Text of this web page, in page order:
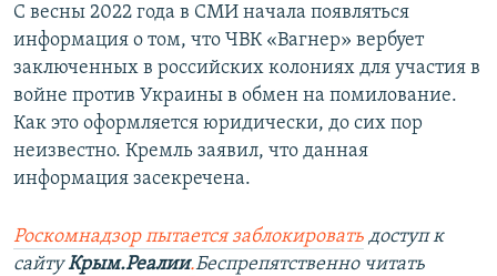
С весны 2022 года в СМИ начала появляться
информация о том, что ЧВК «Вагнер» вербует
заключенных в российских колониях для участия в
войне против Украины в обмен на помилование.
Как это оформляется юридически, до сих пор
неизвестно. Кремль заявил, что данная
информация засекречена.
Роскомнадзор пытается заблокировать доступ к
сайтуКрым.Реалии.Беспрепятственно читать